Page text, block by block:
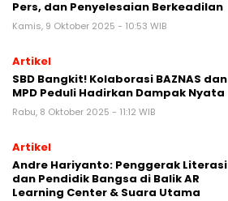
Pers, dan Penyelesaian Berkeadilan
Kamis, 9 Oktober 2025 - 10:53 WIB
Artikel
SBD Bangkit! Kolaborasi BAZNAS dan
MPD Peduli Hadirkan Dampak Nyata
Rabu, 8 Oktober 2025 - 11:12 WIB
Artikel
Andre Hariyanto: Penggerak Literasi
dan Pendidik Bangsa di Balik AR
Learning Center & Suara Utama